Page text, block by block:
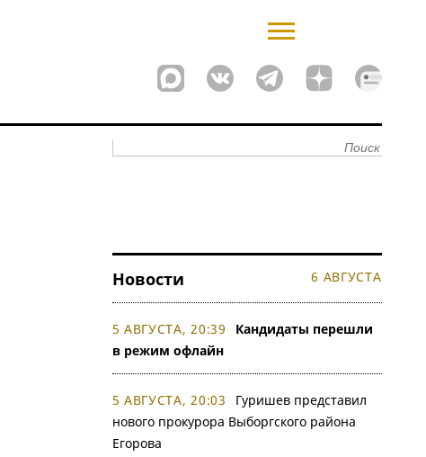
Новости 6 АВГУСТА
5 АВГУСТА, 20:39
Кандидаты перешли
в режим офлайн
5 АВГУСТА, 20:03
Гуришев представил
нового прокурора Выборгского района
Егорова